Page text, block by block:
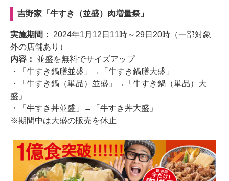
吉野家「牛すき（並盛）肉増量祭」
実施期間： 2024年1月12日11時～29日20時（一部対象
外の店舗あり）
内容： 並盛を無料でサイズアップ
・「牛すき鍋膳並盛」→「牛すき鍋膳大盛」
・「牛すき鍋（単品）並盛」→「牛すき鍋（単品）大
盛」
・「牛すき丼並盛」→「牛すき丼大盛」
※期間中は大盛の販売を休止